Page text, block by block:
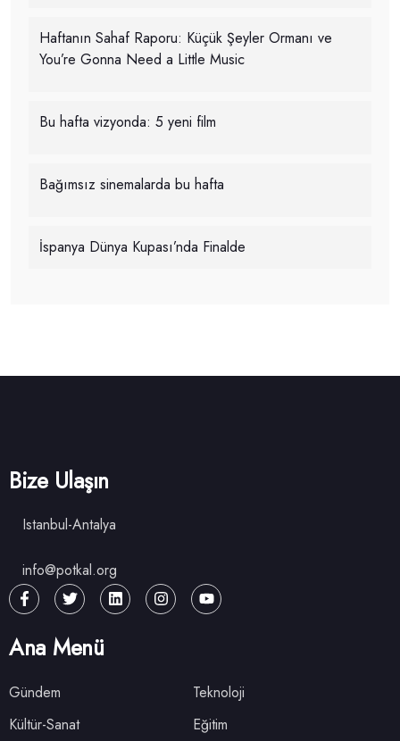
Haftanın Sahaf Raporu: Küçük Şeyler Ormanı ve
You’re Gonna Need a Little Music
Bu hafta vizyonda: 5 yeni film
Bağımsız sinemalarda bu hafta
İspanya Dünya Kupası’nda Finalde
Bize Ulaşın
Istanbul-Antalya
info@potkal.org
Ana Menü
Gündem
Teknoloji
Kültür-Sanat
Eğitim